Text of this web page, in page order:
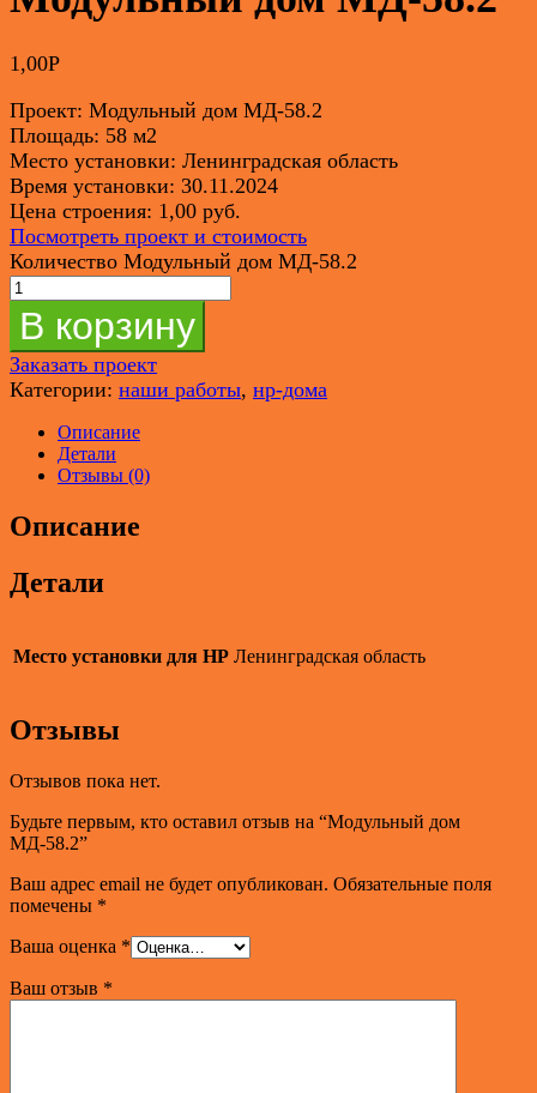
1,00Р
Проект: Модульный дом МД-58.2
Площадь: 58 м2
Место установки: Ленинградская область
Время установки: 30.11.2024
Цена строения: 1,00 руб.
Посмотреть проект и стоимость
Количество Модульный дом МД-58.2
В корзину
Заказать проект
Категории: наши работы, нр-дома
Описание
Детали
Отзывы (0)
Описание
Детали
Место установки для НР Ленинградская область
Отзывы
Отзывов пока нет.
Будьте первым, кто оставил отзыв на “Модульный дом
МД-58.2”
Ваш адрес email не будет опубликован. Обязательные поля
помечены *
Ваша оценка *
Ваш отзыв *